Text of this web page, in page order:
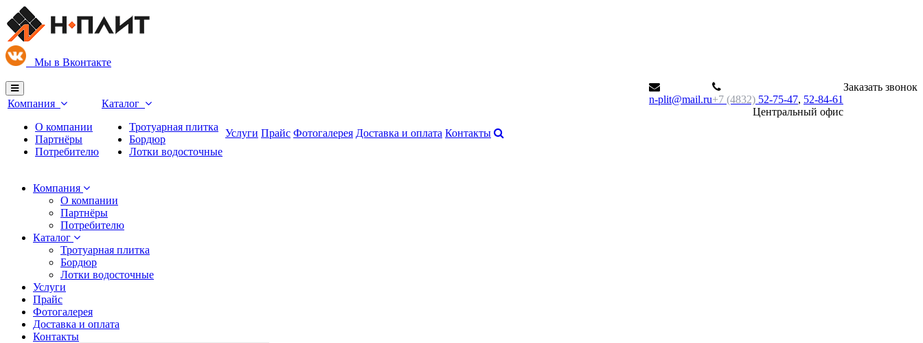
Мы в Вконтакте
Заказать звонок
+7 (4832) 52-75-47, 52-84-61
Центральный офис
n-plit@mail.ru
Компания
О компании
Партнёры
Потребителю
Каталог
Тротуарная плитка
Бордюр
Лотки водосточные
Услуги Прайс Фотогалерея Доставка и оплата Контакты
Компания
О компании
Партнёры
Потребителю
Каталог
Тротуарная плитка
Бордюр
Лотки водосточные
Услуги
Прайс
Фотогалерея
Доставка и оплата
Контакты